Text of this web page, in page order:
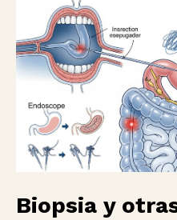
Biopsia y